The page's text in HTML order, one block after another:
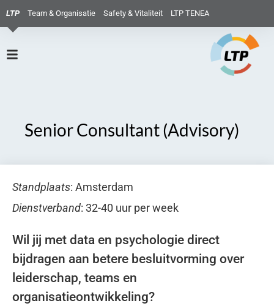
LTP Team & Organisatie Safety & Vitaliteit LTP TENEA
Senior Consultant (Advisory)
Standplaats: Amsterdam
Dienstverband: 32-40 uur per week
Wil jij met data en psychologie direct
bijdragen aan betere besluitvorming over
leiderschap, teams en
organisatieontwikkeling?